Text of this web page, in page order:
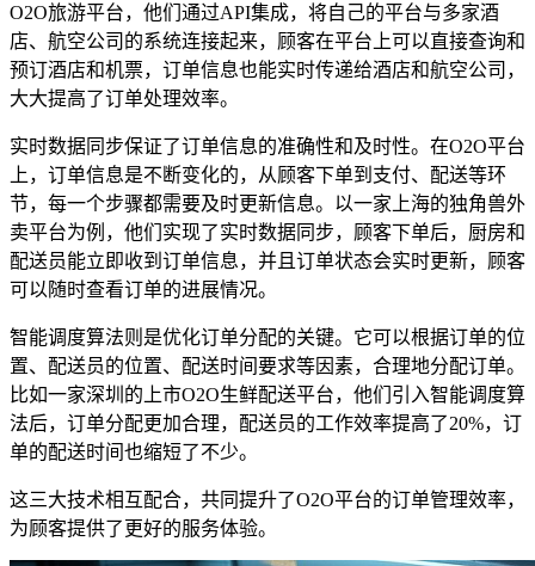
O2O旅游平台，他们通过API集成，将自己的平台与多家酒
店、航空公司的系统连接起来，顾客在平台上可以直接查询和
预订酒店和机票，订单信息也能实时传递给酒店和航空公司，
大大提高了订单处理效率。
实时数据同步保证了订单信息的准确性和及时性。在O2O平台
上，订单信息是不断变化的，从顾客下单到支付、配送等环
节，每一个步骤都需要及时更新信息。以一家上海的独角兽外
卖平台为例，他们实现了实时数据同步，顾客下单后，厨房和
配送员能立即收到订单信息，并且订单状态会实时更新，顾客
可以随时查看订单的进展情况。
智能调度算法则是优化订单分配的关键。它可以根据订单的位
置、配送员的位置、配送时间要求等因素，合理地分配订单。
比如一家深圳的上市O2O生鲜配送平台，他们引入智能调度算
法后，订单分配更加合理，配送员的工作效率提高了20%，订
单的配送时间也缩短了不少。
这三大技术相互配合，共同提升了O2O平台的订单管理效率，
为顾客提供了更好的服务体验。